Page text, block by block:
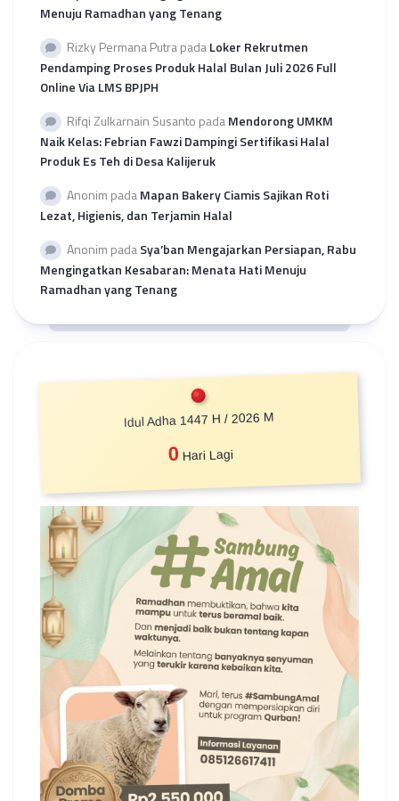
Menuju Ramadhan yang Tenang
Rizky Permana PutrapadaLoker Rekrutmen
Pendamping Proses Produk Halal Bulan Juli 2026 Full
Online Via LMS BPJPH
Rifqi Zulkarnain Susanto padaMendorong UMKM
Naik Kelas: Febrian Fawzi Dampingi Sertifikasi Halal
Produk Es Teh di Desa Kalijeruk
Anonim padaMapan Bakery Ciamis Sajikan Roti
Lezat, Higienis, dan Terjamin Halal
Anonim padaSya’ban Mengajarkan Persiapan, Rabu
Mengingatkan Kesabaran: Menata Hati Menuju
Ramadhan yang Tenang
Idul Adha 1447 H / 2026 M
0 Hari Lagi